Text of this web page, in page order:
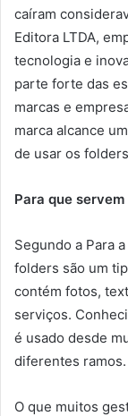
caíram
Editora LTDA,
tecnologia e
parte forte das
marcas e
marca alcance
de usar os
Para que
Segundo a Para
folders são um
contém fotos,
serviços.
é usado desde
diferentes ramos.
O que muitos